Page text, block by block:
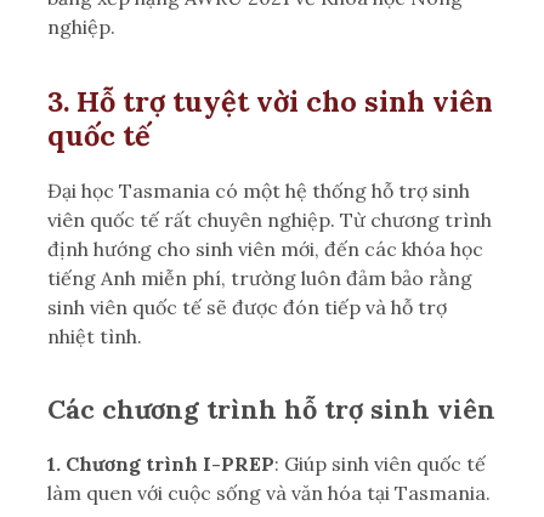
nghiệp.
3. Hỗ trợ tuyệt vời cho sinh viên
quốc tế
Đại học Tasmania có một hệ thống hỗ trợ sinh
viên quốc tế rất chuyên nghiệp. Từ chương trình
định hướng cho sinh viên mới, đến các khóa học
tiếng Anh miễn phí, trường luôn đảm bảo rằng
sinh viên quốc tế sẽ được đón tiếp và hỗ trợ
nhiệt tình.
Các chương trình hỗ trợ sinh viên
1. Chương trình I-PREP: Giúp sinh viên quốc tế
làm quen với cuộc sống và văn hóa tại Tasmania.